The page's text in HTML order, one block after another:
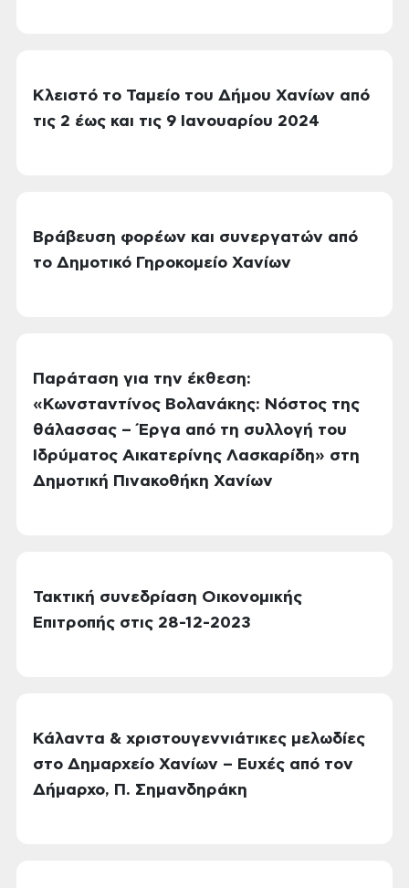
Κλειστό το Ταμείο του Δήμου Χανίων από
τις 2 έως και τις 9 Ιανουαρίου 2024
Βράβευση φορέων και συνεργατών από
το Δημοτικό Γηροκομείο Χανίων
Παράταση για την έκθεση:
«Κωνσταντίνος Βολανάκης: Νόστος της
θάλασσας – Έργα από τη συλλογή του
Ιδρύματος Αικατερίνης Λασκαρίδη» στη
Δημοτική Πινακοθήκη Χανίων
Τακτική συνεδρίαση Οικονομικής
Επιτροπής στις 28-12-2023
Κάλαντα & χριστουγεννιάτικες μελωδίες
στο Δημαρχείο Χανίων – Ευχές από τον
Δήμαρχο, Π. Σημανδηράκη